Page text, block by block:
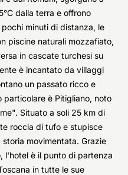
dalla terra e offrono
minuti di distanza, le
piscine naturali mozzafiato,
in cascate turchesi su
è incantato da villaggi
un passato ricco e
particolare è Pitigliano, noto
Situato a soli 25 km di
roccia di tufo e stupisce
movimentata. Grazie
l'hotel è il punto di partenza
in tutte le sue